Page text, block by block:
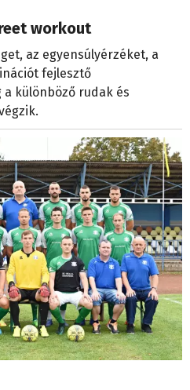
workout
az egyensúlyérzéket, a
fejlesztő
különböző rudak és